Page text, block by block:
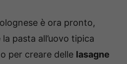
è ora pronto,
pasta all’uovo tipica
o per creare delle lasagne